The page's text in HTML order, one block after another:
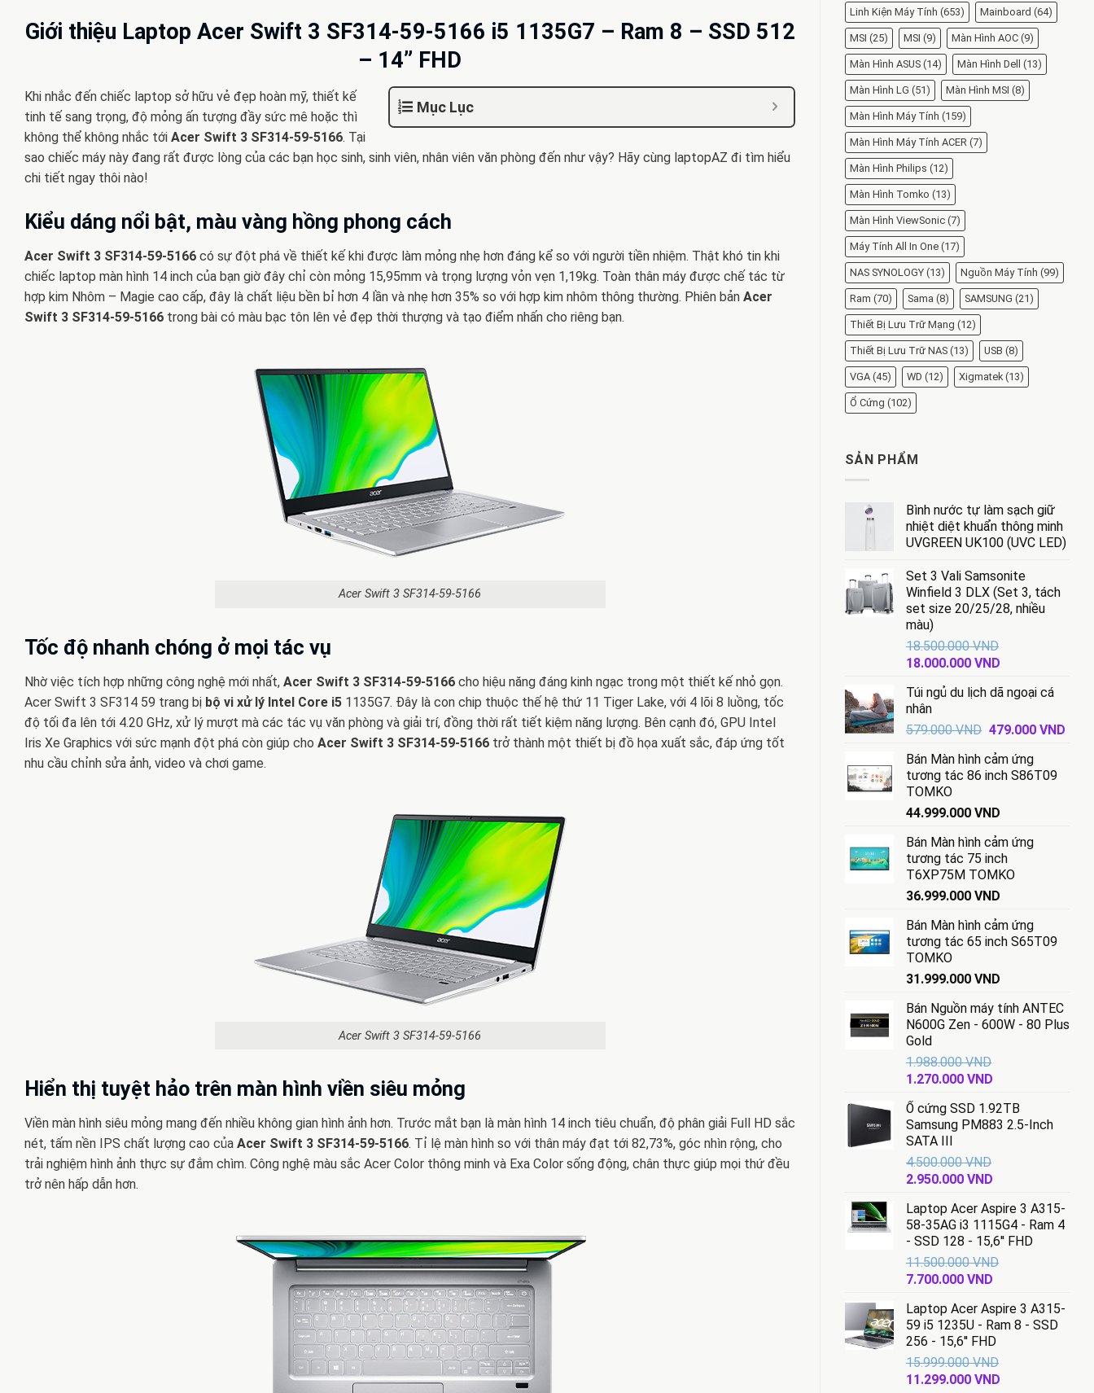
Linh Kiện Máy Tính (653) Mainboard (64)
MSI (25) MSI (9) Màn Hình AOC (9)
Màn Hình ASUS (14) Màn Hình Dell (13)
Màn Hình LG (51) Màn Hình MSI (8)
Màn Hình Máy Tính (159)
Màn Hình Máy Tính ACER (7)
Màn Hình Philips (12)
Màn Hình Tomko (13)
Màn Hình ViewSonic (7)
Máy Tính All In One (17)
NAS SYNOLOGY (13) Nguồn Máy Tính (99)
Ram (70) Sama (8) SAMSUNG (21)
Thiết Bị Lưu Trữ Mạng (12)
Thiết Bị Lưu Trữ NAS (13) USB (8)
VGA (45) WD (12) Xigmatek (13)
Ổ Cứng (102)
SẢN PHẨM
Bình nước tự làm sạch giữ
nhiệt diệt khuẩn thông minh
UVGREEN UK100 (UVC LED)
Set 3 Vali Samsonite
Winfield 3 DLX (Set 3, tách
set size 20/25/28, nhiều
màu)
18.500.000VND
Giá
là:
18.500.000 VND.
18.000.000 VND
tại
18.000.000 VND.
Túi ngủ du lịch dã ngoại cá
nhân
579.000VND Giá
là:
579.000 VND.
479.000 VNDGiá
Bán Màn hình cảm ứng
tương tác 86 inch S86T09
TOMKO
44.999.000 VND
Bán Màn hình cảm ứng
tương tác 75 inch
T6XP75M TOMKO
36.999.000 VND
Bán Màn hình cảm ứng
tương tác 65 inch S65T09
TOMKO
31.999.000 VND
Bán Nguồn máy tính ANTEC
N600G Zen - 600W - 80 Plus
Gold
1.988.000VND
Giá
là:
1.988.000 VND.
1.270.000 VND
tại
là:
Ổ cứng SSD 1.92TB
Samsung PM883 2.5-Inch
SATA III
4.500.000VND
Giá
là:
4.500.000 VND.
2.950.000 VND
tại
là:
2.950.000 VND.
Laptop Acer Aspire 3 A315-
58-35AG i3 1115G4 - Ram 4
- SSD 128 - 15,6'' FHD
11.500.000VND
Giá
là:
11.500.000 VND.
7.700.000 VND
tại
là:
7.700.000 VND.
Laptop Acer Aspire 3 A315-
59 i5 1235U - Ram 8 - SSD
256 - 15,6'' FHD
15.999.000VND
Giá
11.299.000 VND
Giới thiệu Laptop Acer Swift 3 SF314-59-5166 i5 1135G7 – Ram 8 – SSD 512
– 14” FHD
Mục Lục
Khi nhắc đến chiếc laptop sở hữu vẻ đẹp hoàn mỹ, thiết kế
tinh tế sang trọng, độ mỏng ấn tượng đầy sức mê hoặc thì
không thể không nhắc tới Acer Swift 3 SF314-59-5166. Tại
sao chiếc máy này đang rất được lòng của các bạn học sinh, sinh viên, nhân viên văn phòng đến như vậy? Hãy cùng laptopAZ đi tìm hiểu
chi tiết ngay thôi nào!
Kiểu dáng nổi bật, màu vàng hồng phong cách
Acer Swift 3 SF314-59-5166 có sự đột phá về thiết kế khi được làm mỏng nhẹ hơn đáng kể so với người tiền nhiệm. Thật khó tin khi
chiếc laptop màn hình 14 inch của bạn giờ đây chỉ còn mỏng 15,95mm và trọng lượng vỏn vẹn 1,19kg. Toàn thân máy được chế tác từ
hợp kim Nhôm – Magie cao cấp, đây là chất liệu bền bỉ hơn 4 lần và nhẹ hơn 35% so với hợp kim nhôm thông thường. Phiên bản Acer
Swift 3 SF314-59-5166 trong bài có màu bạc tôn lên vẻ đẹp thời thượng và tạo điểm nhấn cho riêng bạn.
Acer Swift 3 SF314-59-5166
Tốc độ nhanh chóng ở mọi tác vụ
Nhờ việc tích hợp những công nghệ mới nhất, Acer Swift 3 SF314-59-5166 cho hiệu năng đáng kinh ngạc trong một thiết kế nhỏ gọn.
Acer Swift 3 SF314 59 trang bị bộ vi xử lý Intel Core i5 1135G7. Đây là con chip thuộc thế hệ thứ 11 Tiger Lake, với 4 lõi 8 luồng, tốc
độ tối đa lên tới 4.20 GHz, xử lý mượt mà các tác vụ văn phòng và giải trí, đồng thời rất tiết kiệm năng lượng. Bên cạnh đó, GPU Intel
Iris Xe Graphics với sức mạnh đột phá còn giúp cho Acer Swift 3 SF314-59-5166 trở thành một thiết bị đồ họa xuất sắc, đáp ứng tốt
nhu cầu chỉnh sửa ảnh, video và chơi game.
Acer Swift 3 SF314-59-5166
Hiển thị tuyệt hảo trên màn hình viền siêu mỏng
Viền màn hình siêu mỏng mang đến nhiều không gian hình ảnh hơn. Trước mắt bạn là màn hình 14 inch tiêu chuẩn, độ phân giải Full HD sắc
nét, tấm nền IPS chất lượng cao của Acer Swift 3 SF314-59-5166. Tỉ lệ màn hình so với thân máy đạt tới 82,73%, góc nhìn rộng, cho
trải nghiệm hình ảnh thực sự đắm chìm. Công nghệ màu sắc Acer Color thông minh và Exa Color sống động, chân thực giúp mọi thứ đều
trở nên hấp dẫn hơn.